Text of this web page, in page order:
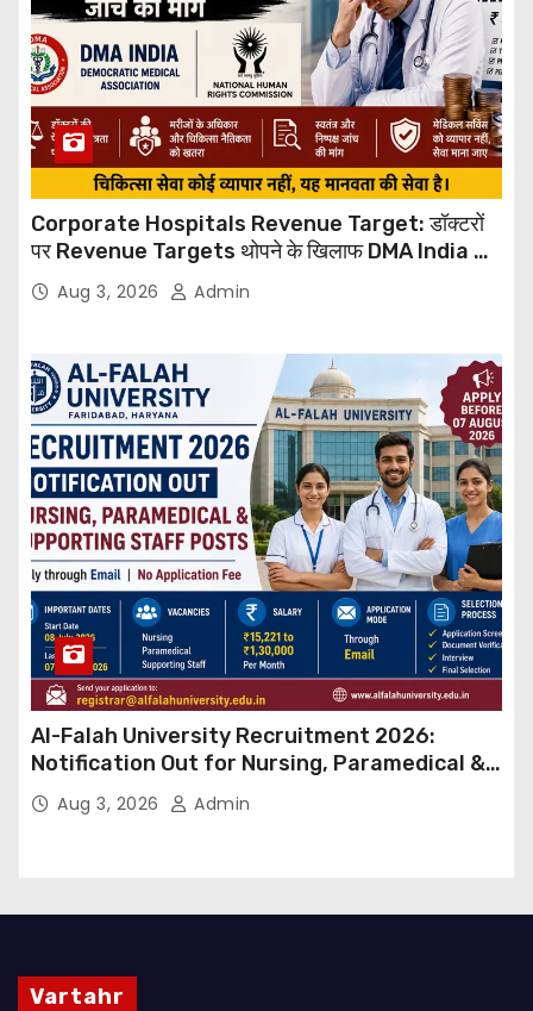
Corporate Hospitals Revenue Target: डॉक्टरों
पर Revenue Targets थोपने के खिलाफ DMA India का
बड़ा कदम, NHRC से Suo Motu जांच की मांग
Aug 3, 2026 Admin
Al-Falah University Recruitment 2026:
Notification Out for Nursing, Paramedical &
Supporting Staff Posts, Apply Through Email
Aug 3, 2026 Admin
Vartahr